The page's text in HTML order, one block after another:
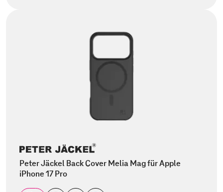
Peter Jäckel Back Cover Melia Mag für Apple
iPhone 17 Pro